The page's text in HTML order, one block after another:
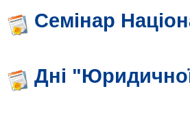
Семінар
Дні